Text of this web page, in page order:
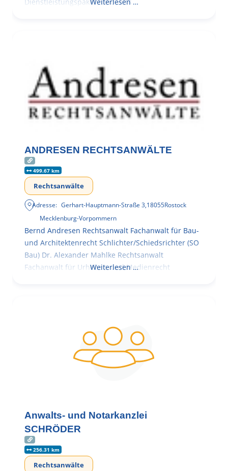
ANDRESEN RECHTSANWÄLTE
499.67 km
Rechtsanwälte
Adresse: Gerhart-Hauptmann-Straße 3,18055Rostock
Mecklenburg-Vorpommern
Bernd Andresen Rechtsanwalt Fachanwalt für Bau-
und Architektenrecht Schlichter/Schiedsrichter (SO
Bau) Dr. Alexander Mahlke Rechtsanwalt
Fachanwalt für Urheber- und Medienrecht
Weiterlesen …
Anwalts- und Notarkanzlei
SCHRÖDER
256.31 km
Rechtsanwälte